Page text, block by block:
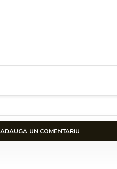
ADAUGA UN COMENTARIU